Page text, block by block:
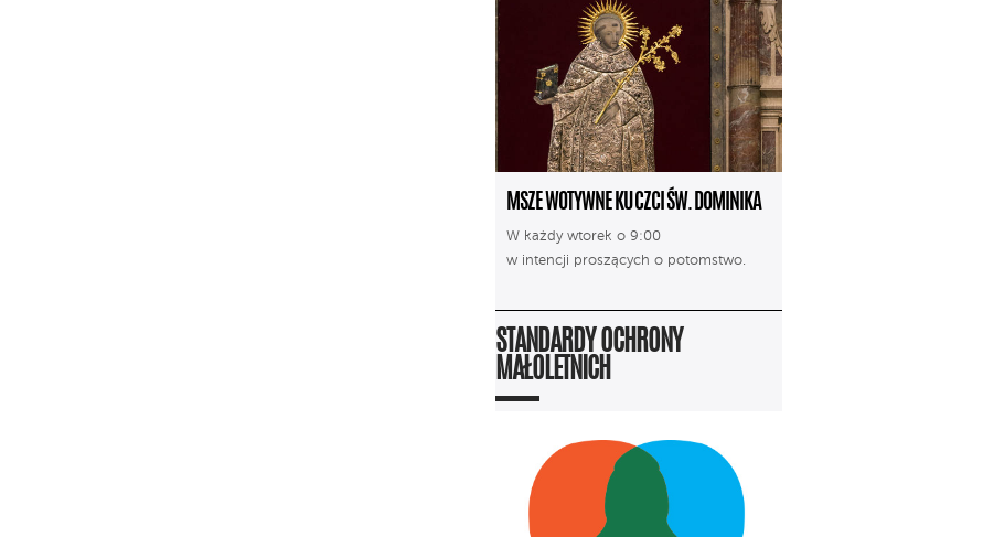
MSZE WOTYWNE KU CZCI ŚW. DOMINIKA
W każdy wtorek o 9:00
w intencji proszących o potomstwo.
STANDARDY OCHRONY
MAŁOLETNICH